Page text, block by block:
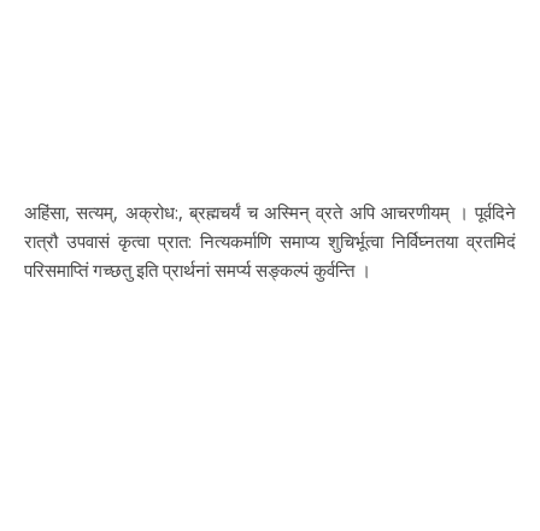
अहिंसा, सत्यम्, अक्रोध:, ब्रह्मचर्यं च अस्मिन् व्रते अपि आचरणीयम् । पूर्वदिने
रात्रौ उपवासं कृत्वा प्रात: नित्यकर्माणि समाप्य शुचिर्भूत्वा निर्विघ्नतया व्रतमिदं
परिसमाप्तिं गच्छतु इति प्रार्थनां समर्प्य सङ्कल्पं कुर्वन्ति ।